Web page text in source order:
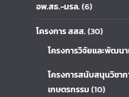
อพ.สธ.-มรล.(6)
โครงการ สสส.(30)
โครงการวิจัยและพัฒน
โครงการสนับสนุนวิชา
เกษตรกรรม(10)